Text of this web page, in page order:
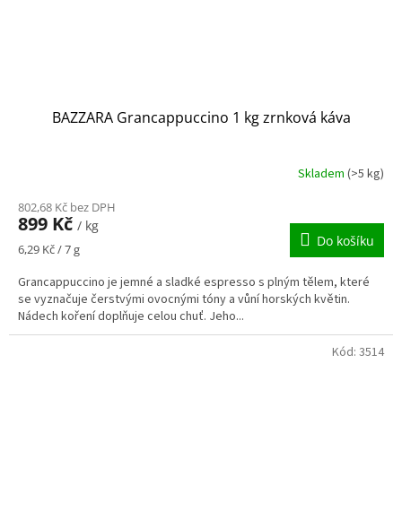
BAZZARA Grancappuccino 1 kg zrnková káva
Skladem (>5 kg)
802,68 Kč bez DPH
899 Kč / kg
Měrná
6,29 Kč / 7 g Do košíku
Grancappuccino je jemné a sladké espresso s plným tělem, které
se vyznačuje čerstvými ovocnými tóny a vůní horských květin.
Nádech koření doplňuje celou chuť. Jeho...
Kód: 3514